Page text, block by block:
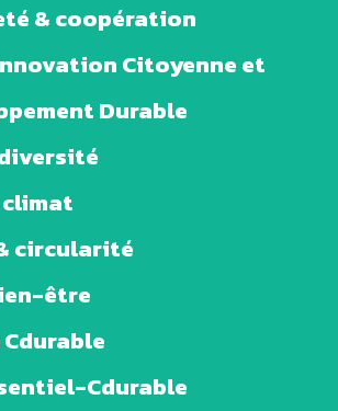
& coopération
Citoyenne et
Durable
circularité
être
Cdurable